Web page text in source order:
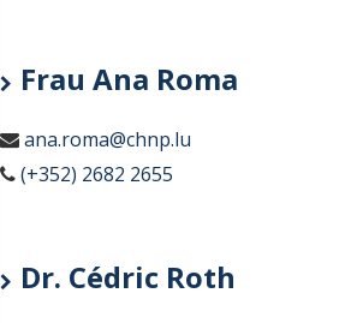
Frau Ana Roma
ana.roma@chnp.lu
(+352) 2682 2655
Dr. Cédric Roth